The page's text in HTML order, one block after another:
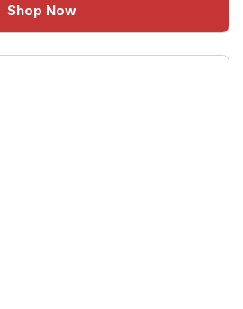
Shop Now